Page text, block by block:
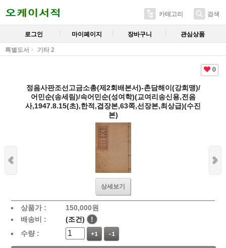
카테고리 검색
로그인 마이페이지 장바구니 관심상품
특별도서 기타 2
0
정음사판조선고금소총(제2회배본서)-촌담해이(강희맹)/
어민순(송세림)/속어민순(성여학)(교여리송신용,전음
사,1947.8.15(초),한적,겹장본,63쪽,선장본,최상급)(수진
본)
상세보기
상품가 : 150,000원
배송비 :
(조건)
!
수량 :
+1 -1